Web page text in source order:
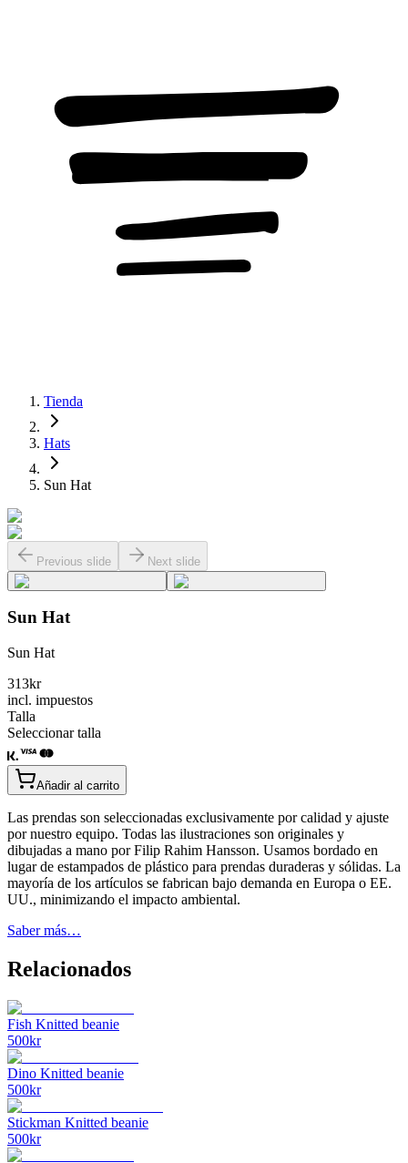
Tienda
Hats
Sun Hat
Previous slide Next slide
Sun Hat
Sun Hat
313kr
incl. impuestos
Talla
Seleccionar talla
Añadir al carrito
Las prendas son seleccionadas exclusivamente por calidad y ajuste
por nuestro equipo. Todas las ilustraciones son originales y
dibujadas a mano por Filip Rahim Hansson. Usamos bordado en
lugar de estampados de plástico para prendas duraderas y sólidas. La
mayoría de los artículos se fabrican bajo demanda en Europa o EE.
UU., minimizando el impacto ambiental.
Saber más…
Relacionados
Fish Knitted beanie
500kr
Dino Knitted beanie
500kr
Stickman Knitted beanie
500kr